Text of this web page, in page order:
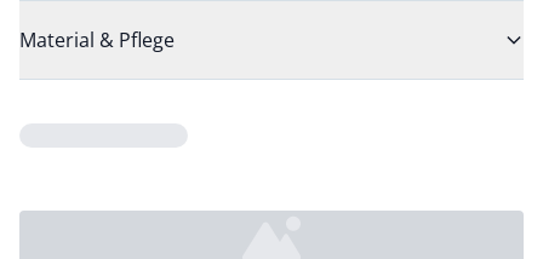
Material & Pflege